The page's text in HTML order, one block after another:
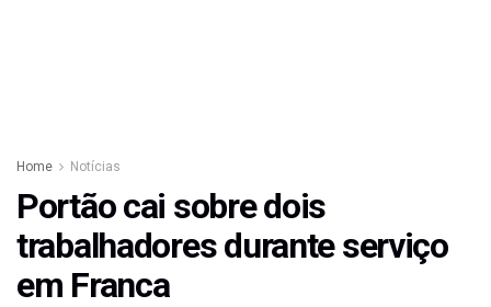
Home Notícias
Portão cai sobre dois
trabalhadores durante serviço
em Franca